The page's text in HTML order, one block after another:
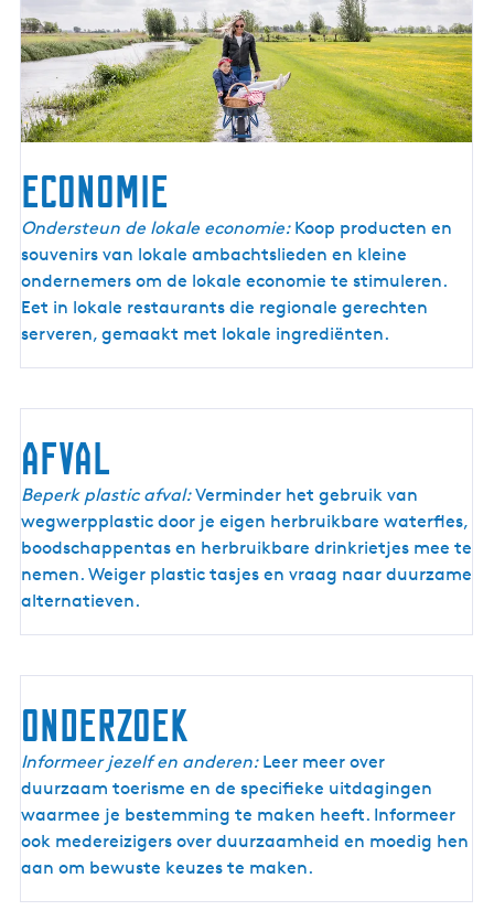
economie
Ondersteun de lokale economie:Koop producten en
souvenirs van lokale ambachtslieden en kleine
ondernemers om de lokale economie te stimuleren.
Eet in lokale restaurants die regionale gerechten
serveren, gemaakt met lokale ingrediënten.
afval
Beperk plastic afval:Verminder het gebruik van
wegwerpplastic door je eigen herbruikbare waterfles,
boodschappentas en herbruikbare drinkrietjes mee te
nemen. Weiger plastic tasjes en vraag naar duurzame
alternatieven.
onderzoek
Informeer jezelf en anderen:Leer meer over
duurzaam toerisme en de specifieke uitdagingen
waarmee je bestemming te maken heeft. Informeer
ook medereizigers over duurzaamheid en moedig hen
aan om bewuste keuzes te maken.